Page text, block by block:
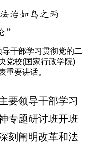
干部学习贯彻党的二
党校(国家行政学院)
重要讲话。
要领导干部学习
专题研讨班开班
刻阐明改革和法